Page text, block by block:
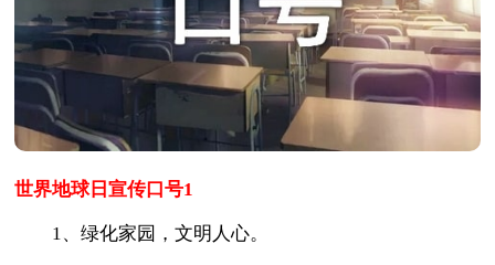
世界地球日宣传口号1
1、绿化家园，文明人心。